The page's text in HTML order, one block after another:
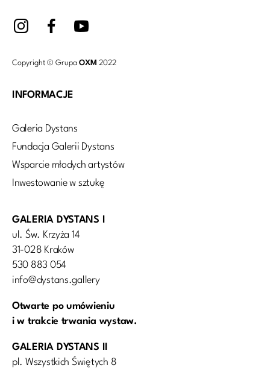
Copyright © Grupa OXM 2022
INFORMACJE
Galeria Dystans
Fundacja Galerii Dystans
Wsparcie młodych artystów
Inwestowanie w sztukę
GALERIA DYSTANS I
ul. Św. Krzyża 14
31-028 Kraków
530 883 054
info@dystans.gallery
Otwarte po umówieniu
i w trakcie trwania wystaw.
GALERIA DYSTANS II
pl. Wszystkich Świętych 8